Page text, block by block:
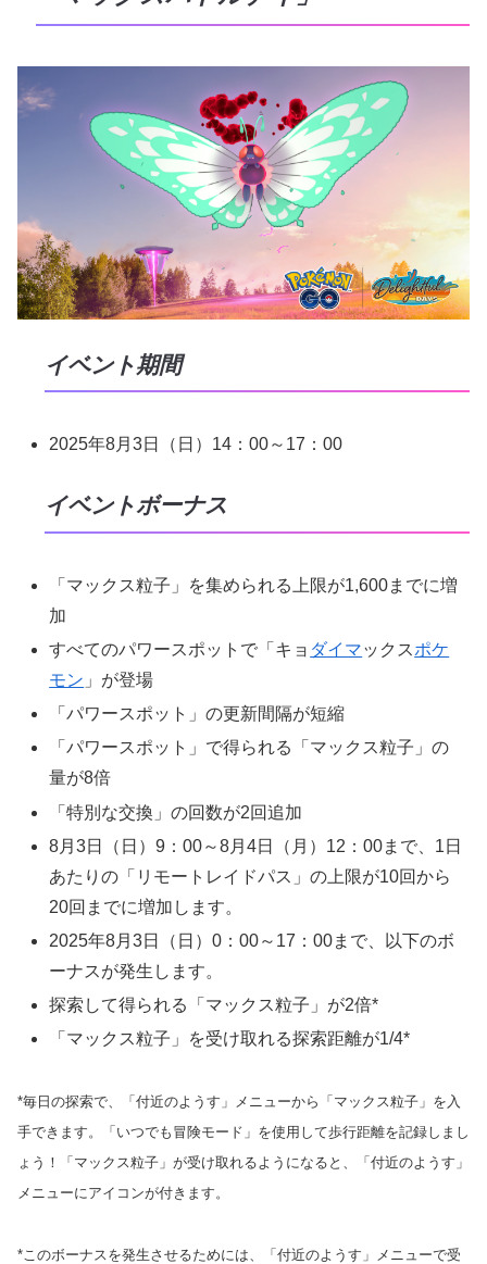
イベント期間
2025年8月3日（日）14：00～17：00
イベントボーナス
「マックス粒子」を集められる上限が1,600までに増
加
すべてのパワースポットで「キョ ダイマックスポケ
モン 」が登場
「パワースポット」の更新間隔が短縮
「パワースポット」で得られる「マックス粒子」の
量が8倍
「特別な交換」の回数が2回追加
8月3日（日）9：00～8月4日（月）12：00まで、1日
あたりの「リモートレイドパス」の上限が10回から
20回までに増加します。
2025年8月3日（日）0：00～17：00まで、以下のボ
ーナスが発生します。
探索して得られる「マックス粒子」が2倍*
「マックス粒子」を受け取れる探索距離が1/4*
*毎日の探索で、「付近のようす」メニューから「マックス粒子」を入
手できます。「いつでも冒険モード」を使用して歩行距離を記録しまし
ょう！「マックス粒子」が受け取れるようになると、「付近のようす」
メニューにアイコンが付きます。
*このボーナスを発生させるためには、「付近のようす」メニューで受